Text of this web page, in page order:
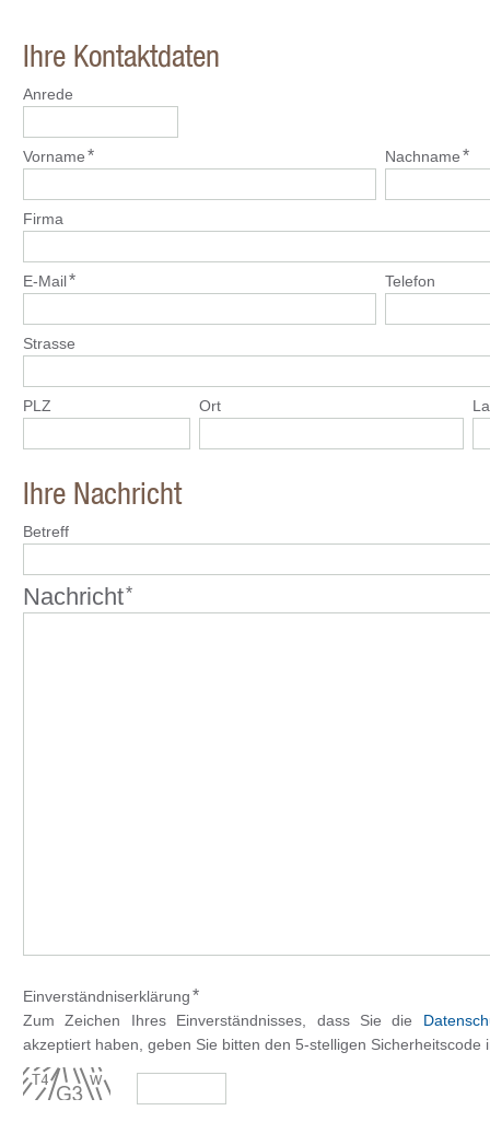
Ihre Kontaktdaten
Anrede
Vorname* Nachname*
Firma
E-Mail* Telefon
Strasse
PLZ Ort
Ihre Nachricht
Betreff
Nachricht*
Einverständniserklärung*
Zum Zeichen Ihres Einverständnisses, dass Sie die
akzeptiert haben, geben Sie bitten den 5-stelligen Sicherheitscode